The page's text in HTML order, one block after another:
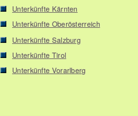
Unterkünfte Kärnten
Unterkünfte Oberösterreich
Unterkünfte Salzburg
Unterkünfte Tirol
Unterkünfte Vorarlberg